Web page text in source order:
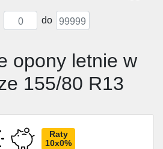
do
opony letnie w
155/80 R13
Raty
10x0%